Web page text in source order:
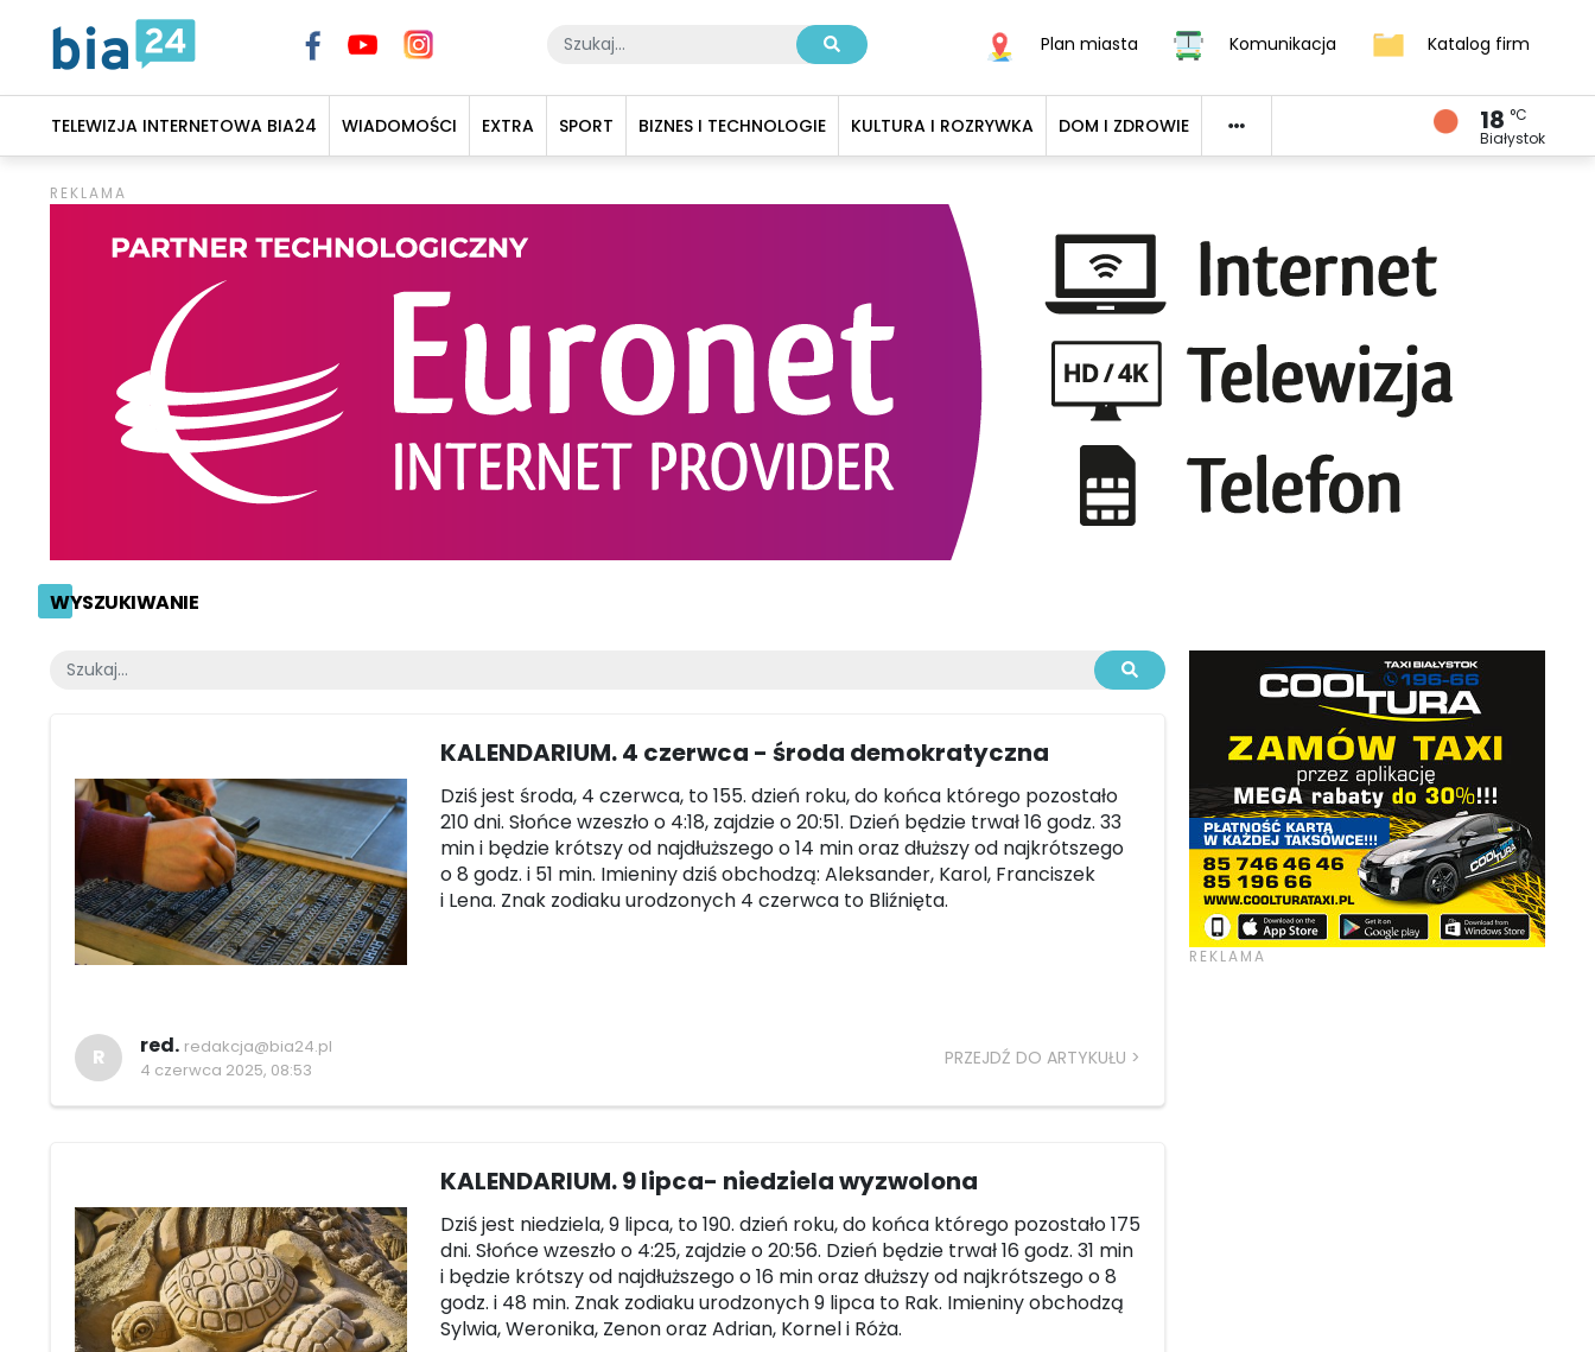
Plan miasta Komunikacja Katalog firm
TELEWIZJA INTERNETOWA BIA24 WIADOMOŚCI EXTRA SPORT BIZNES I TECHNOLOGIE KULTURA I ROZRYWKA DOM I ZDROWIE 18 °C
Białystok
WYSZUKIWANIE
KALENDARIUM. 4 czerwca - środa demokratyczna
Dziś jest środa, 4 czerwca, to 155. dzień roku, do końca którego pozostało
210 dni. Słońce wzeszło o 4:18, zajdzie o 20:51. Dzień będzie trwał 16 godz. 33
min i będzie krótszy od najdłuższego o 14 min oraz dłuższy od najkrótszego
o 8 godz. i 51 min. Imieniny dziś obchodzą: Aleksander, Karol, Franciszek
i Lena. Znak zodiaku urodzonych 4 czerwca to Bliźnięta.
R red. redakcja@bia24.pl
4 czerwca 2025, 08:53
PRZEJDŹ DO ARTYKUŁU
KALENDARIUM. 9 lipca- niedziela wyzwolona
Dziś jest niedziela, 9 lipca, to 190. dzień roku, do końca którego pozostało 175
dni. Słońce wzeszło o 4:25, zajdzie o 20:56. Dzień będzie trwał 16 godz. 31 min
i będzie krótszy od najdłuższego o 16 min oraz dłuższy od najkrótszego o 8
godz. i 48 min. Znak zodiaku urodzonych 9 lipca to Rak. Imieniny obchodzą
Sylwia, Weronika, Zenon oraz Adrian, Kornel i Róża.